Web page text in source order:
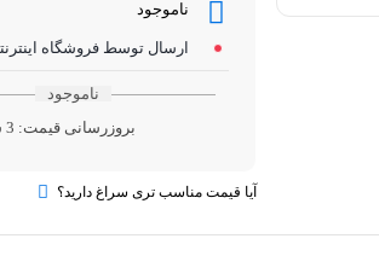
ناموجود
ارسال توسط فروشگاه
ناموجود
بروزرسانی قیمت: 3 شهریور 1404
آیا قیمت مناسب تری سراغ دارید؟